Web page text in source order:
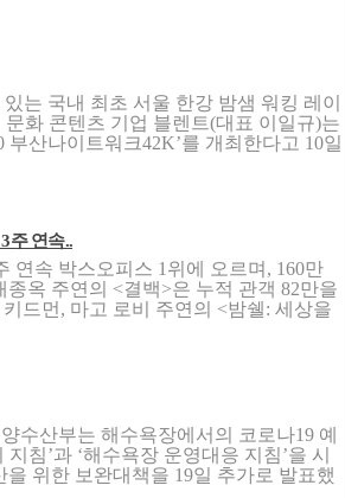
는 국내 최초 서울 한강 밤샘 워킹 레이
화 콘텐츠 기업 블렌트(대표 이일규)는
부산나이트워크42K’를 개최한다고 10일
주 연속..
연속 박스오피스 1위에 오르며, 160만
옥 주연의 <결백>은 누적 관객 82만을
드먼, 마고 로비 주연의 <밤쉘: 세상을
수산부는 해수욕장에서의 코로나19 예
침’과 ‘해수욕장 운영대응 지침’을 시
위한 보완대책을 19일 추가로 발표했